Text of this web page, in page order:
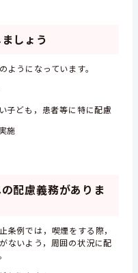
しょう
うになっています。
ども，患者等に特に配慮
施
配慮義務がありま
条例では，喫煙をする際，
ないよう，周囲の状況に配